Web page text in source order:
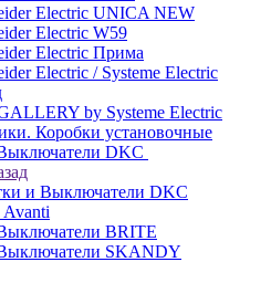
Electric UNICA NEW
Electric W59
Electric Прима
Electric / Systeme Electric
by Systeme Electric
Коробки установочные
DKC
и Выключатели DKC
BRITE
SKANDY